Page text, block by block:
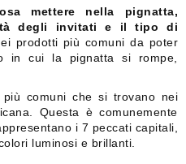
mettere nella pignatta,
degli invitati e il tipo di
prodotti più comuni da poter
in cui la pignatta si rompe,
comuni che si trovano nei
Questa è comunemente
i 7 peccati capitali,
luminosi e brillanti.